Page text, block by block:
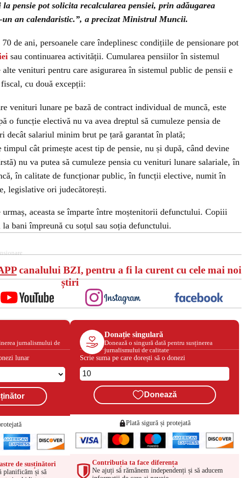
pensie pot solicita recalcularea pensiei, prin adăugarea
an calendaristic.”, a precizat Ministrul Muncii.
de ani, persoanele care îndeplinesc condițiile de pensionare pot
sau continuarea activității. Cumularea pensiilor în sistemul
venituri pentru care asigurarea în sistemul public de pensii e
cu două excepții:
venituri lunare pe bază de contract individual de muncă, este
o funcție electivă nu va avea dreptul să cumuleze pensia de
decât salariul minim brut pe țară garantat în plată;
cât primește acest tip de pensie, nu și după, când devine
nu va putea să cumuleze pensia cu venituri lunare salariale, în
în calitate de funcționar public, în funcții elective, numit în
legislative ori judecătorești.
urmaș, aceasta se împarte între moștenitorii defunctului. Copiii
bani împreună cu soțul sau soția defunctului.
canalului BZI, pentru a fi la curent cu cele mai noi
știri
jurnalismului de
lunar
de susținători
planificăm și să
Donație singulară
Donează o singură dată pentru susținerea
jurnalismului de calitate
Scrie suma pe care dorești să o donezi
Donează
Plată sigură și protejată
Contribuția ta face diferența
Ne ajuți să rămânem independenți și să aducem